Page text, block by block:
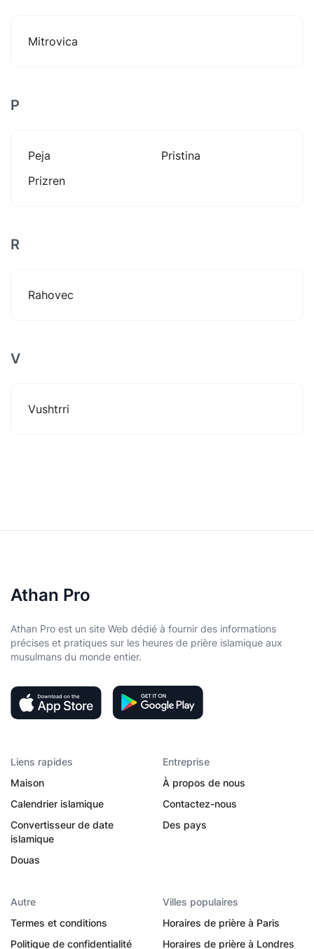
Mitrovica
P
Peja
Pristina
Prizren
R
Rahovec
V
Vushtrri
Athan Pro
Athan Pro est un site Web dédié à fournir des informations
précises et pratiques sur les heures de prière islamique aux
musulmans du monde entier.
Liens rapides
Maison
Calendrier islamique
Convertisseur de date
islamique
Douas
Entreprise
À propos de nous
Contactez-nous
Des pays
Autre
Termes et conditions
Politique de confidentialité
Villes populaires
Horaires de prière à Paris
Horaires de prière à Londres